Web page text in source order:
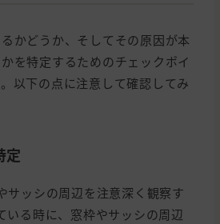
かどうか、そしてその原因が本
を特定するためのチェックポイ
以下の点に注意して確認してみ
定
サッシの周辺を注意深く観察す
いる時に、窓枠やサッシの周辺